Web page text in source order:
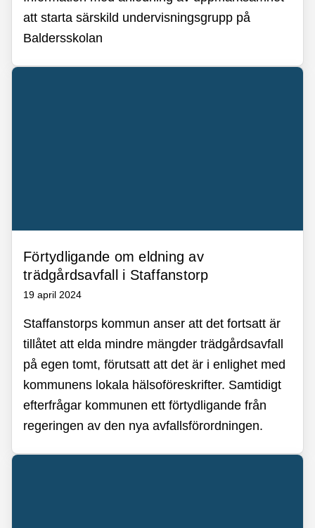
att starta särskild undervisningsgrupp på
Baldersskolan
Förtydligande om eldning av
trädgårdsavfall i Staffanstorp
19 april 2024
Staffanstorps kommun anser att det fortsatt är
tillåtet att elda mindre mängder trädgårdsavfall
på egen tomt, förutsatt att det är i enlighet med
kommunens lokala hälsoföreskrifter. Samtidigt
efterfrågar kommunen ett förtydligande från
regeringen av den nya avfallsförordningen.